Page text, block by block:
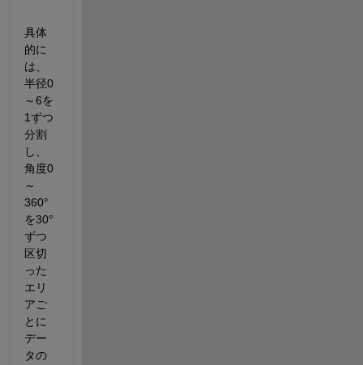
具体
的に
は、
半径0
～6を
1ずつ
分割
し、
角度0
～
360°
を30°
ずつ
区切
った
エリ
アご
とに
デー
タの